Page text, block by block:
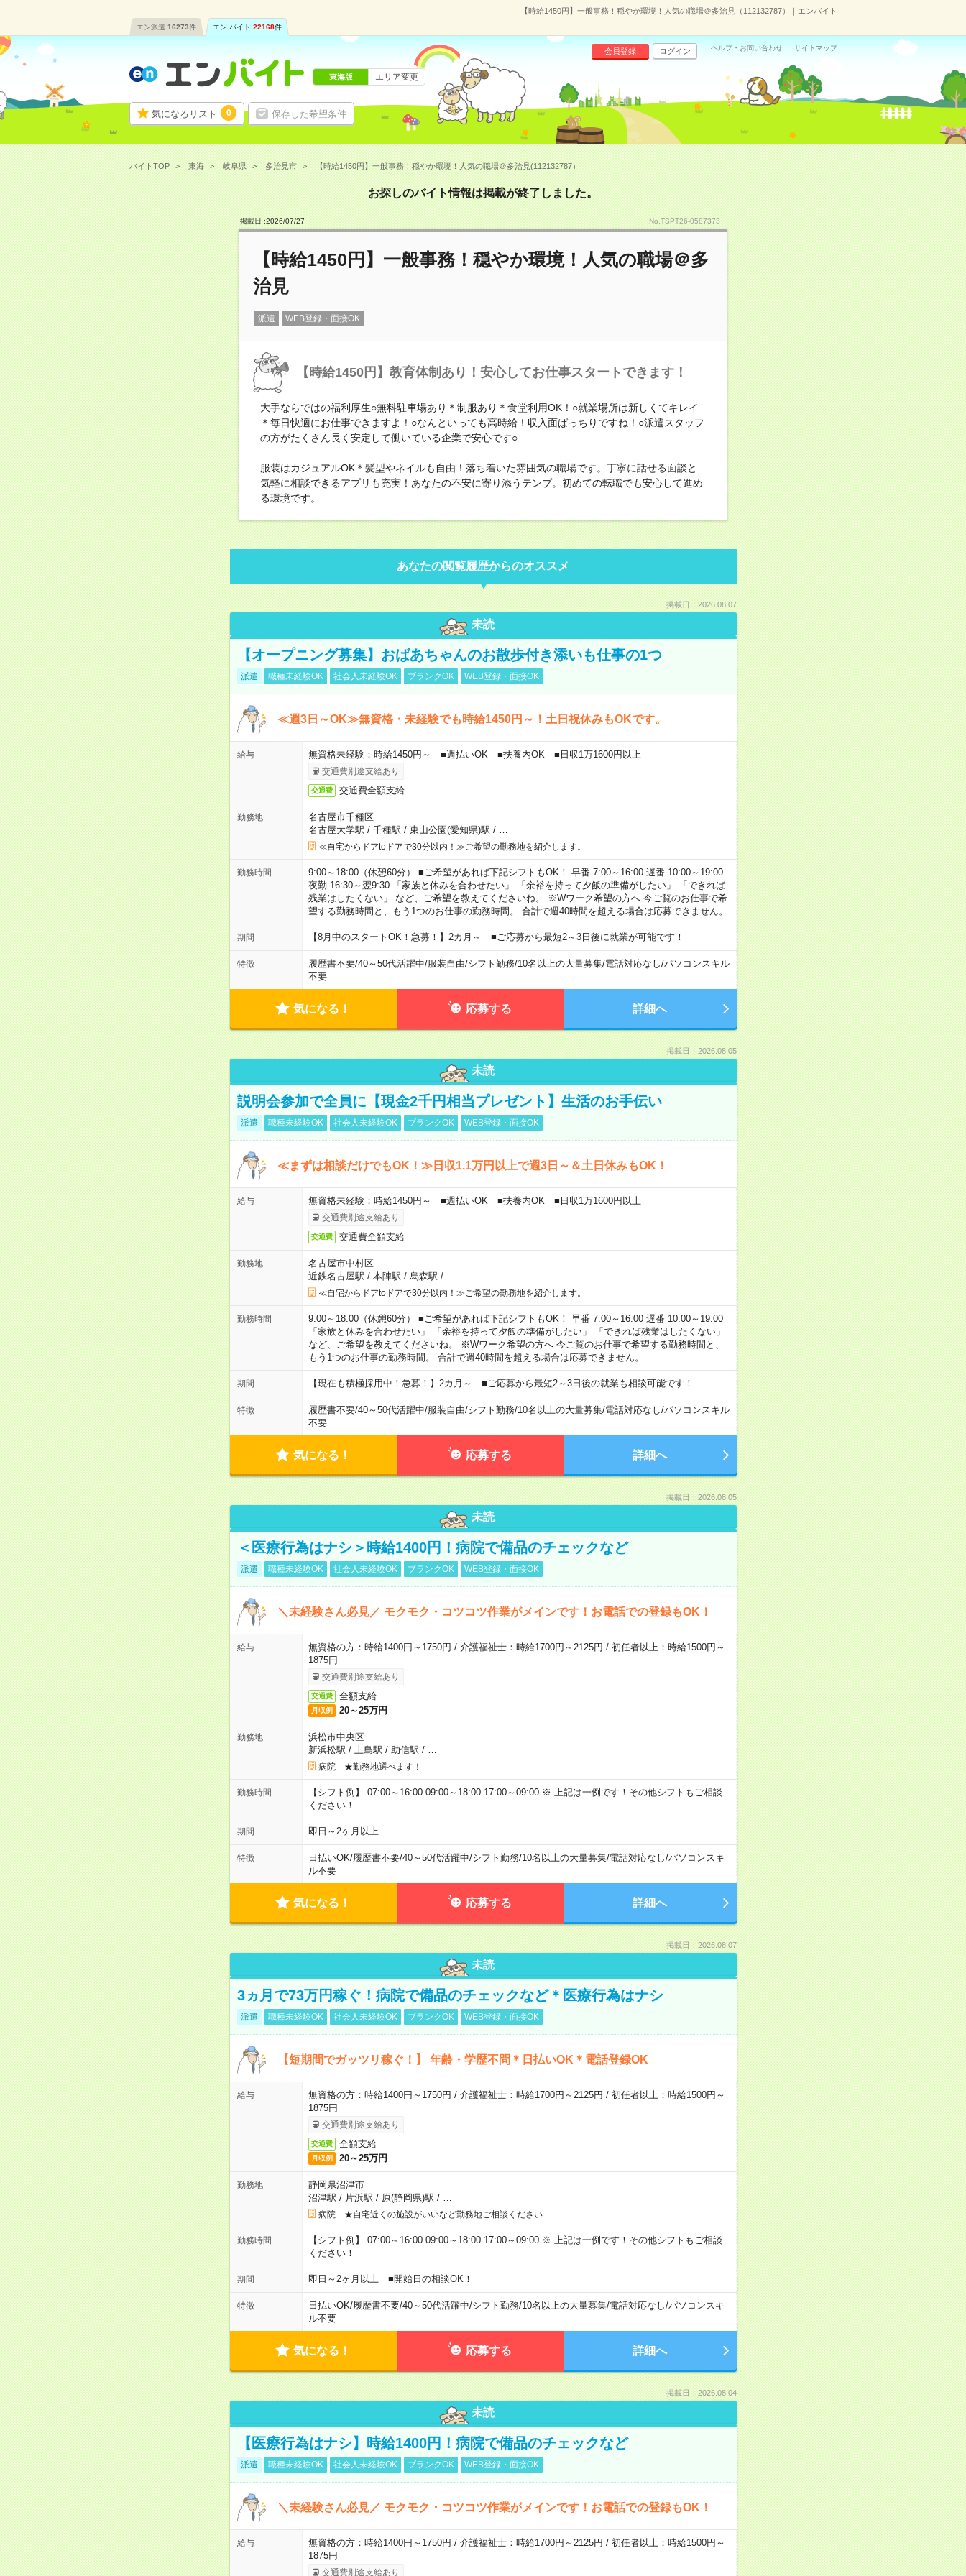
【時給1450円】一般事務！穏やか環境！人気の職場＠多治見（112132787）｜エンバイト
エン派遣 16273件 エン バイト 22168件
気になるリスト 0 保存した希望条件
会員登録 ログイン ヘルプ・お問い合わせ サイトマップ
東海版 エリア変更
バイトTOP 東海 岐阜県 多治見市 【時給1450円】一般事務！穏やか環境！人気の職場＠多治見(112132787）
お探しのバイト情報は掲載が終了しました。
掲載日 :2026/07/27 No.TSPT26-0587373
【時給1450円】一般事務！穏やか環境！人気の職場＠多
治見
派遣 WEB登録・面接OK
【時給1450円】教育体制あり！安心してお仕事スタートできます！
大手ならではの福利厚生○無料駐車場あり＊制服あり＊食堂利用OK！○就業場所は新しくてキレイ
＊毎日快適にお仕事できますよ！○なんといっても高時給！収入面ばっちりですね！○派遣スタッフ
の方がたくさん長く安定して働いている企業で安心です○
服装はカジュアルOK＊髪型やネイルも自由！落ち着いた雰囲気の職場です。丁寧に話せる面談と
気軽に相談できるアプリも充実！あなたの不安に寄り添うテンプ。初めての転職でも安心して進め
る環境です。
あなたの閲覧履歴からのオススメ
掲載日：2026.08.07
未読
【オープニング募集】おばあちゃんのお散歩付き添いも仕事の1つ
派遣 職種未経験OK 社会人未経験OK ブランクOK WEB登録・面接OK
≪週3日～OK≫無資格・未経験でも時給1450円～！土日祝休みもOKです。
給与 無資格未経験：時給1450円～ ■週払いOK ■扶養内OK ■日収1万1600円以上
交通費別途支給あり
交通費 交通費全額支給
勤務地
名古屋市千種区
名古屋大学駅 / 千種駅 / 東山公園(愛知県)駅 /
≪自宅からドアtoドアで30分以内！≫ご希望の勤務地を紹介します。
勤務時間
9:00～18:00（休憩60分） ■ご希望があれば下記シフトもOK！ 早番 7:00～16:00 遅番 10:00～19:00
夜勤 16:30～翌9:30 「家族と休みを合わせたい」 「余裕を持って夕飯の準備がしたい」 「できれば
残業はしたくない」 など、ご希望を教えてくださいね。 ※Wワーク希望の方へ 今ご覧のお仕事で希
望する勤務時間と、もう1つのお仕事の勤務時間。 合計で週40時間を超える場合は応募できません。
期間 【8月中のスタートOK！急募！】2カ月～ ■ご応募から最短2～3日後に就業が可能です！
特徴 履歴書不要/40～50代活躍中/服装自由/シフト勤務/10名以上の大量募集/電話対応なし/パソコンスキル
不要
気になる！ 応募する 詳細へ
掲載日：2026.08.05
未読
説明会参加で全員に【現金2千円相当プレゼント】生活のお手伝い
派遣 職種未経験OK 社会人未経験OK ブランクOK WEB登録・面接OK
≪まずは相談だけでもOK！≫日収1.1万円以上で週3日～＆土日休みもOK！
給与 無資格未経験：時給1450円～ ■週払いOK ■扶養内OK ■日収1万1600円以上
交通費別途支給あり
交通費 交通費全額支給
勤務地
名古屋市中村区
近鉄名古屋駅 / 本陣駅 / 烏森駅 /
≪自宅からドアtoドアで30分以内！≫ご希望の勤務地を紹介します。
勤務時間
9:00～18:00（休憩60分） ■ご希望があれば下記シフトもOK！ 早番 7:00～16:00 遅番 10:00～19:00
「家族と休みを合わせたい」 「余裕を持って夕飯の準備がしたい」 「できれば残業はしたくない」
など、ご希望を教えてくださいね。 ※Wワーク希望の方へ 今ご覧のお仕事で希望する勤務時間と、
もう1つのお仕事の勤務時間。 合計で週40時間を超える場合は応募できません。
期間 【現在も積極採用中！急募！】2カ月～ ■ご応募から最短2～3日後の就業も相談可能です！
特徴 履歴書不要/40～50代活躍中/服装自由/シフト勤務/10名以上の大量募集/電話対応なし/パソコンスキル
不要
気になる！ 応募する 詳細へ
掲載日：2026.08.05
未読
＜医療行為はナシ＞時給1400円！病院で備品のチェックなど
派遣 職種未経験OK 社会人未経験OK ブランクOK WEB登録・面接OK
＼未経験さん必見／ モクモク・コツコツ作業がメインです！お電話での登録もOK！
給与
無資格の方：時給1400円～1750円 / 介護福祉士：時給1700円～2125円 / 初任者以上：時給1500円～
1875円
交通費別途支給あり
交通費 全額支給
月収例 20～25万円
勤務地
浜松市中央区
新浜松駅 / 上島駅 / 助信駅 /
病院 ★勤務地選べます！
勤務時間
【シフト例】 07:00～16:00 09:00～18:00 17:00～09:00 ※ 上記は一例です！その他シフトもご相談
ください！
期間 即日～2ヶ月以上
特徴 日払いOK/履歴書不要/40～50代活躍中/シフト勤務/10名以上の大量募集/電話対応なし/パソコンスキ
ル不要
気になる！ 応募する 詳細へ
掲載日：2026.08.07
未読
3ヵ月で73万円稼ぐ！病院で備品のチェックなど＊医療行為はナシ
派遣 職種未経験OK 社会人未経験OK ブランクOK WEB登録・面接OK
【短期間でガッツリ稼ぐ！】 年齢・学歴不問＊日払いOK＊電話登録OK
給与
無資格の方：時給1400円～1750円 / 介護福祉士：時給1700円～2125円 / 初任者以上：時給1500円～
1875円
交通費別途支給あり
交通費 全額支給
月収例 20～25万円
勤務地
静岡県沼津市
沼津駅 / 片浜駅 / 原(静岡県)駅 /
病院 ★自宅近くの施設がいいなど勤務地ご相談ください
勤務時間
【シフト例】 07:00～16:00 09:00～18:00 17:00～09:00 ※ 上記は一例です！その他シフトもご相談
ください！
期間 即日～2ヶ月以上 ■開始日の相談OK！
特徴 日払いOK/履歴書不要/40～50代活躍中/シフト勤務/10名以上の大量募集/電話対応なし/パソコンスキ
ル不要
気になる！ 応募する 詳細へ
掲載日：2026.08.04
未読
【医療行為はナシ】時給1400円！病院で備品のチェックなど
派遣 職種未経験OK 社会人未経験OK ブランクOK WEB登録・面接OK
＼未経験さん必見／ モクモク・コツコツ作業がメインです！お電話での登録もOK！
給与
無資格の方：時給1400円～1750円 / 介護福祉士：時給1700円～2125円 / 初任者以上：時給1500円～
1875円
交通費別途支給あり